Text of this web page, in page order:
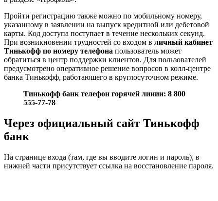
Пройти регистрацию также можно по мобильному номеру,
указанному в заявлении на выпуск кредитной или дебетовой
карты. Код доступа поступает в течение нескольких секунд.
При возникновении трудностей со входом в личный кабинет
Тинькофф по номеру телефона пользователь может
обратиться в центр поддержки клиентов. Для пользователей
предусмотрено оперативное решение вопросов в колл-центре
банка Тинькофф, работающего в круглосуточном режиме.
Тинькофф банк телефон горячей линии: 8 800
555-77-78
Через официальный сайт Тинькофф
банк
На странице входа (там, где вы вводите логин и пароль), в
нижней части присутствует ссылка на восстановление пароля.